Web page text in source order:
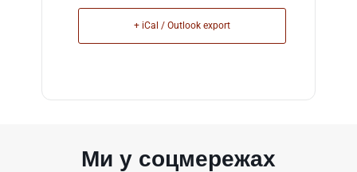
+ iCal / Outlook export
Ми у соцмережах